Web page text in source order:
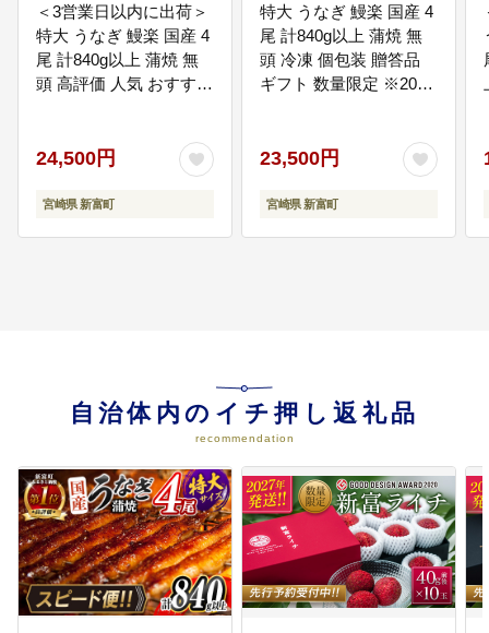
＜3営業日以内に出荷＞
特大 うなぎ 鰻楽 国産 4
尾 計840g以上 蒲焼 無
頭 高評価 人気 おすすめ
物 スピード便【C388-
24,500円
宮崎県 新富町
特大 うなぎ 鰻楽 国産 4
尾 計840g以上 蒲焼 無
頭 冷凍 個包装 贈答品
ギフト 数量限定 ※2026
23,500円
宮崎県 新富町
自治体内のイチ押し返礼品
recommendation